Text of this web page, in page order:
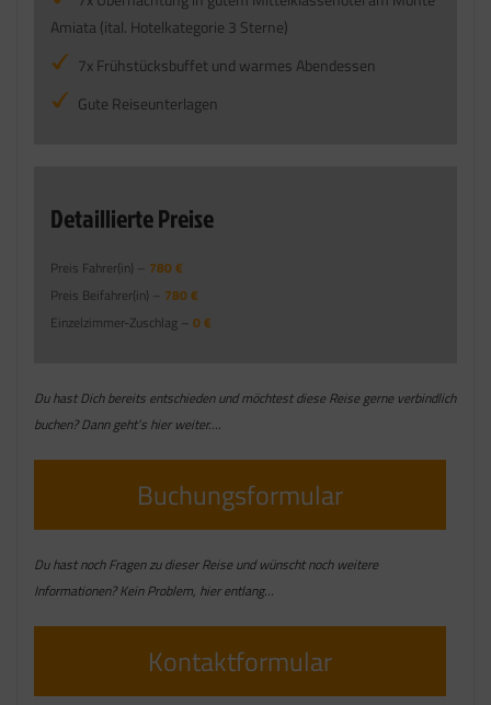
Amiata (ital. Hotelkategorie 3 Sterne)
7x Frühstücksbuffet und warmes Abendessen
Gute Reiseunterlagen
Detaillierte Preise
Preis Fahrer(in) – 780 €
Preis Beifahrer(in) – 780 €
Einzelzimmer-Zuschlag – 0 €
Du hast Dich bereits entschieden und möchtest diese Reise gerne verbindlich
buchen? Dann geht’s hier weiter….
Buchungsformular
Du hast noch Fragen zu dieser Reise und wünscht noch weitere
Informationen? Kein Problem, hier entlang…
Kontaktformular